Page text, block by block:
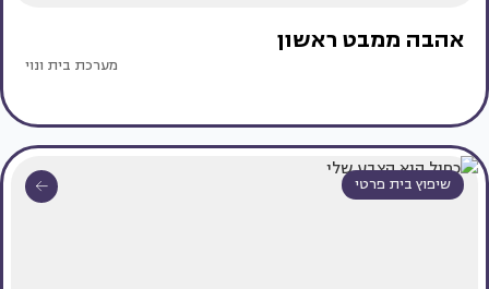
אהבה ממבט ראשון
מערכת בית ונוי
שיפוץ בית פרטי